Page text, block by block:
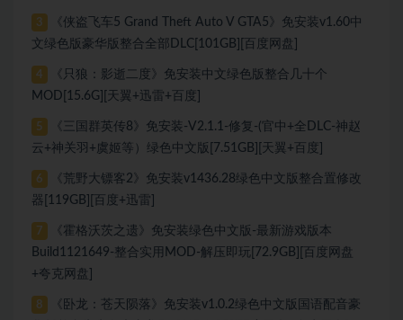
3
《侠盗飞车5 Grand Theft Auto V GTA5》免安装v1.60中
文绿色版豪华版整合全部DLC[101GB][百度网盘]
4
《只狼：影逝二度》免安装中文绿色版整合几十个
MOD[15.6G][天翼+迅雷+百度]
5
《三国群英传8》免安装-V2.1.1-修复-(官中+全DLC-神赵
云+神关羽+虞姬等）绿色中文版[7.51GB][天翼+百度]
6
《荒野大镖客2》免安装v1436.28绿色中文版整合置修改
器[119GB][百度+迅雷]
7
《霍格沃茨之遗》免安装绿色中文版-最新游戏版本
Build1121649-整合实用MOD-解压即玩[72.9GB][百度网盘
+夸克网盘]
8
《卧龙：苍天陨落》免安装v1.0.2绿色中文版国语配音豪